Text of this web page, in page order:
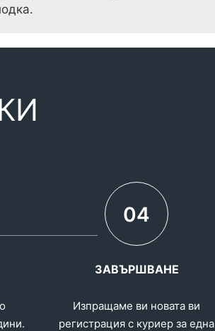
04
ЗАВЪРШВАНЕ
Изпращаме ви новата ви
регистрация с куриер за една